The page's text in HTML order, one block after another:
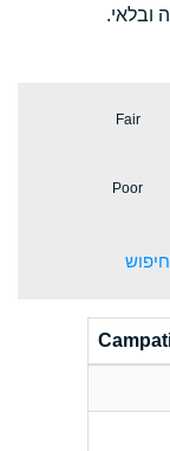
ובלאי.
Fair
Poor